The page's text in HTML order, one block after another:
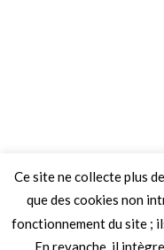
Ce site ne collecte plus
que des cookies non
fonctionnement du site ;
En revanche, il